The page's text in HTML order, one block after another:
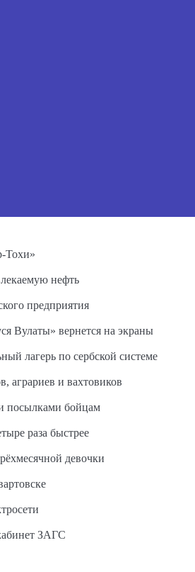
Тохи»
нефть
предприятия
Вулаты» вернется на экраны
лагерь по сербской системе
аграриев и вахтовиков
посылками бойцам
раза быстрее
девочки
ЗАГС